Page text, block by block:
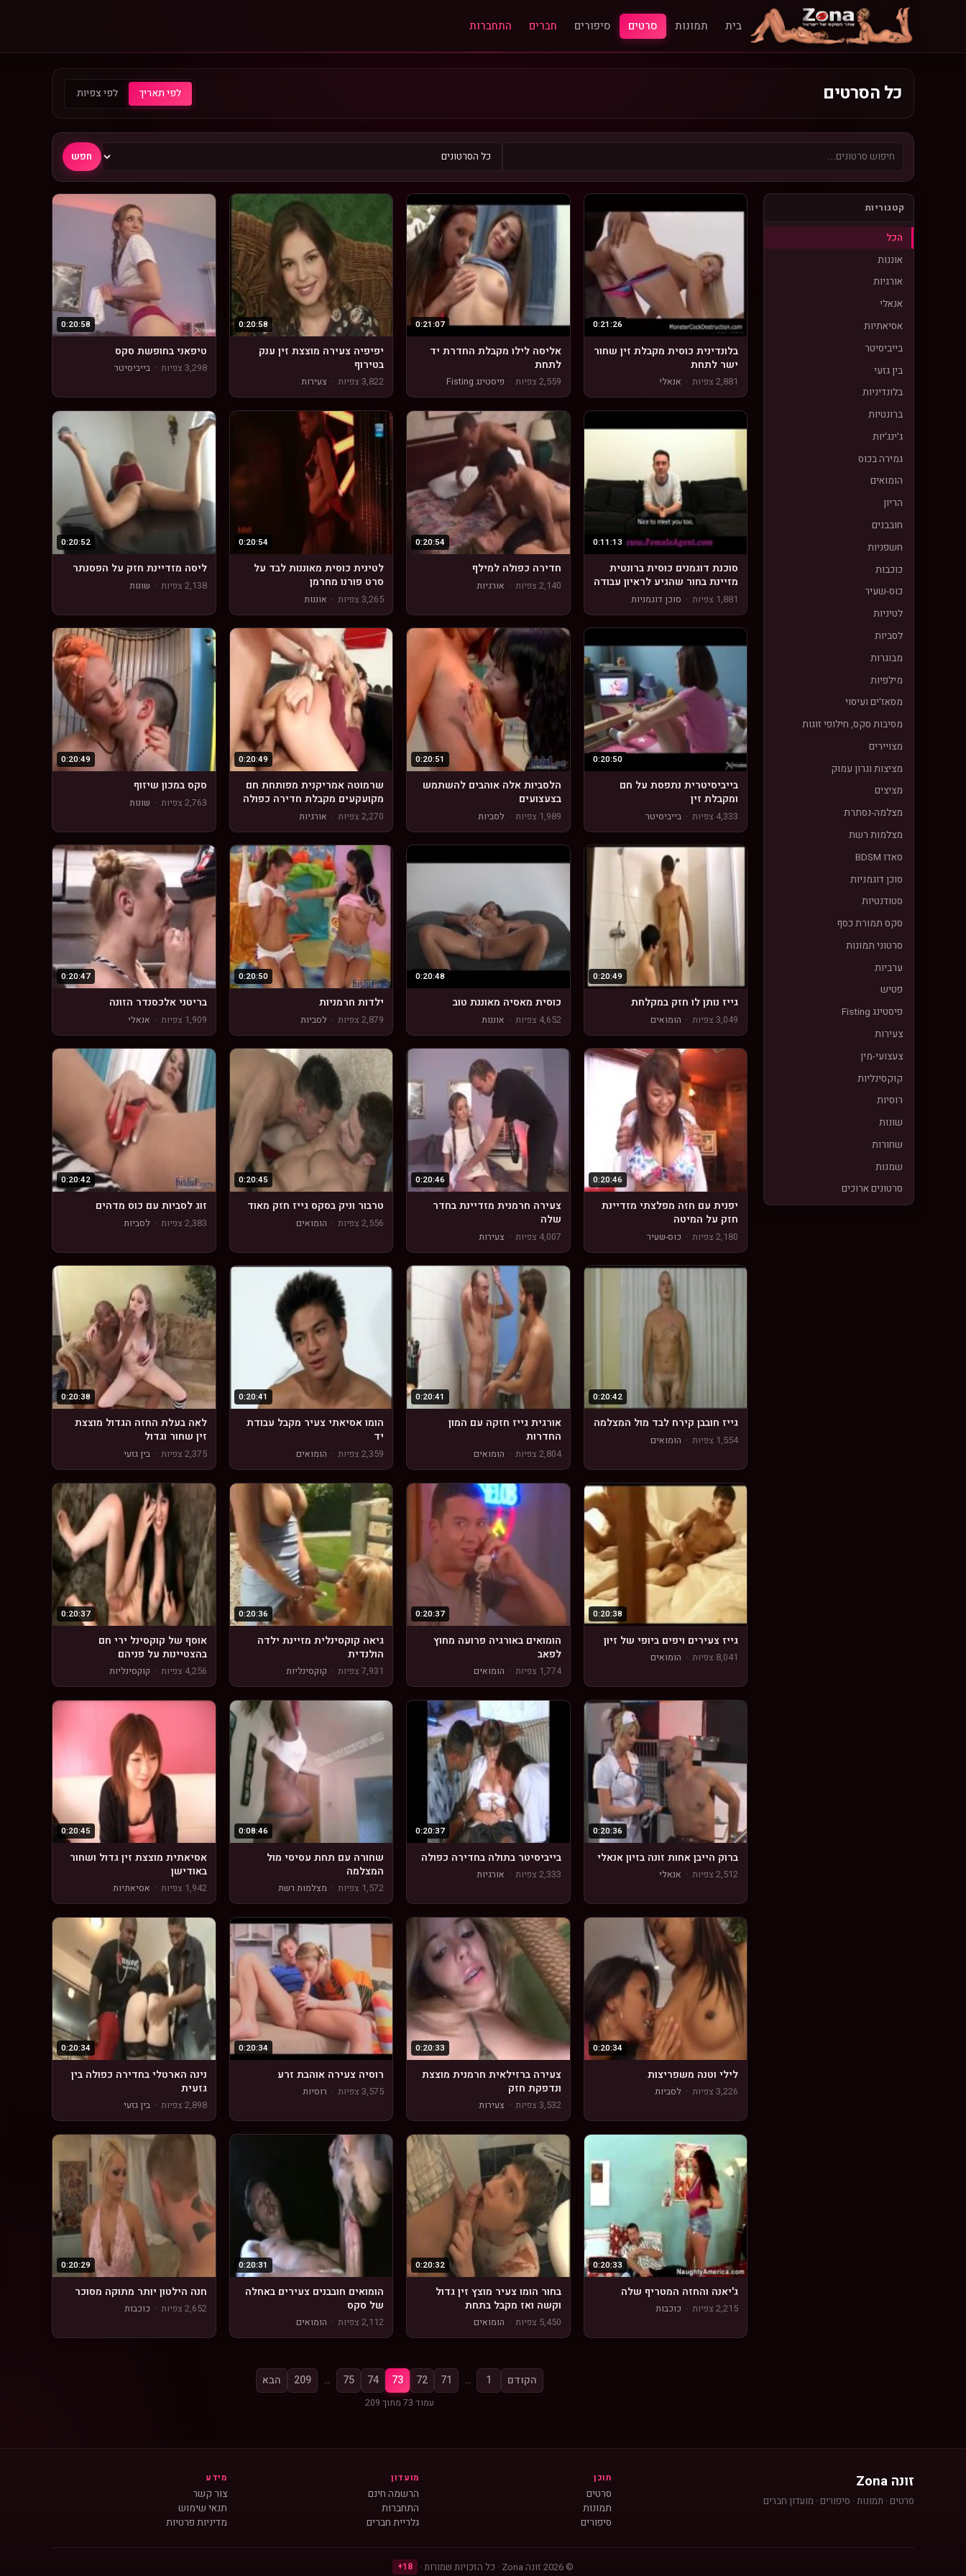
בית תמונות סרטים סיפורים חברים התחברות
כל הסרטים לפי תאריך לפי צפיות
חפש
קטגוריות
הכל
אוננות
אורגיות
אנאלי
אסיאתיות
בייביסיטר
בין גזעי
בלונדיניות
ברונטיות
ג'ינג'יות
גמירה בכוס
הומואים
הריון
חובבנים
חשפניות
כוכבות
כוס-שעיר
לטיניות
לסביות
מבוגרות
מילפיות
מסאז'ים ועיסוי
מסיבות סקס, חילופי זוגות
מצויירים
מציצות וגרון עמוק
מציצים
מצלמה-נסתרת
מצלמות רשת
סאדו BDSM
סוכן דוגמניות
סטודנטיות
סקס תמורת כסף
סרטוני תמונות
ערביות
פטיש
פיסטינג Fisting
צעירות
צעצועי-מין
קוקסינליות
רוסיות
שונות
שחורות
שמנות
סרטונים ארוכים
0:21:26
בלונדינית כוסית מקבלת זין שחור
ישר לתחת
2,881 צפיות · אנאלי
0:21:07
אליסה לילו מקבלת החדרת יד
לתחת
2,559 צפיות · פיסטינג Fisting
0:20:58
יפיפיה צעירה מוצצת זין ענק
בטירוף
3,822 צפיות · צעירות
0:20:58
טיפאני בחופשת סקס
3,298 צפיות · בייביסיטר
0:11:13
סוכנת דוגמנים כוסית ברונטית
מזיינת בחור שהגיע לראיון עבודה
1,881 צפיות · סוכן דוגמניות
0:20:54
חדירה כפולה למילף
2,140 צפיות · אורגיות
0:20:54
לטינית כוסית מאוננות לבד על
סרט פורנו מחרמן
3,265 צפיות · אוננות
0:20:52
ליסה מזדיינת חזק על הפסנתר
2,138 צפיות · שונות
0:20:50
בייביסיטרית נתפסת על חם
ומקבלת זין
4,333 צפיות · בייביסיטר
0:20:51
הלסביות אלה אוהבים להשתמש
בצעצועים
1,989 צפיות · לסביות
0:20:49
שרמוטה אמריקנית מפותחת חם
מקועקעים מקבלת חדירה כפולה
2,270 צפיות · אורגיות
0:20:49
סקס במכון שיזוף
2,763 צפיות · שונות
0:20:49
גייז נותן לו חזק במקלחת
3,049 צפיות · הומואים
0:20:48
כוסית מאסיה מאוננת טוב
4,652 צפיות · אוננות
0:20:50
ילדות חרמניות
2,879 צפיות · לסביות
0:20:47
בריטני אלכסנדר הזונה
1,909 צפיות · אנאלי
0:20:46
יפנית עם חזה מפלצתי מזדיינת
חזק על המיטה
2,180 צפיות · כוס-שעיר
0:20:46
צעירה חרמנית מזדיינת בחדר
שלה
4,007 צפיות · צעירות
0:20:45
טרבור וניק בסקס גייז חזק מאוד
2,556 צפיות · הומואים
0:20:42
זוג לסביות עם כוס מדהים
2,383 צפיות · לסביות
0:20:42
גייז חובבן קירח לבד מול המצלמה
1,554 צפיות · הומואים
0:20:41
אורגית גייז חזקה עם המון
החדרות
2,804 צפיות · הומואים
0:20:41
הומו אסיאתי צעיר מקבל עבודת
יד
2,359 צפיות · הומואים
0:20:38
לאה בעלת החזה הגדול מוצצת
זין שחור וגדול
2,375 צפיות · בין גזעי
0:20:38
גייז צעירים ויפים ביופי של זיון
8,041 צפיות · הומואים
0:20:37
הומואים באורגיה פרועה מחוץ
לפאב
1,774 צפיות · הומואים
0:20:36
גיאה קוקסינלית מזיינת ילדה
הולנדית
7,931 צפיות · קוקסינליות
0:20:37
אוסף של קוקסינל ירי חם
בהצטיינות על פניהם
4,256 צפיות · קוקסינליות
0:20:36
ברוק הייבן אחות זונה בזיון אנאלי
2,512 צפיות · אנאלי
0:20:37
בייביסיטר בתולה בחדירה כפולה
2,333 צפיות · אורגיות
0:08:46
שחורה עם תחת עסיסי מול
המצלמה
1,572 צפיות · מצלמות רשת
0:20:45
אסיאתית מוצצת זין גדול ושחור
באודישן
1,942 צפיות · אסיאתיות
0:20:34
לילי וטנה משפריצות
3,226 צפיות · לסביות
0:20:33
צעירה ברזילאית חרמנית מוצצת
ונדפקת חזק
3,532 צפיות · צעירות
0:20:34
רוסיה צעירה אוהבת זרע
3,575 צפיות · רוסיות
0:20:34
נינה הארטלי בחדירה כפולה בין
גזעית
2,898 צפיות · בין גזעי
0:20:33
ג'יאנה והחזה המטריף שלה
2,215 צפיות · כוכבות
0:20:32
בחור הומו צעיר מוצץ זין גדול
וקשה ואז מקבל בתחת
5,450 צפיות · הומואים
0:20:31
הומואים חובבנים צעירים באחלה
של סקס
2,112 צפיות · הומואים
0:20:29
חנה הילטון יותר מתוקה מסוכר
2,652 צפיות · כוכבות
הקודם 1
…
71
72
73
74
75
…
209 הבא
עמוד 73 מתוך 209
זונה Zona
סרטים · תמונות · סיפורים · מועדון חברים
תוכן
סרטים
תמונות
סיפורים
מועדון
הרשמה חינם
התחברות
גלריית חברים
מידע
צור קשר
תנאי שימוש
מדיניות פרטיות
© 2026 זונה Zona · כל הזכויות שמורות · 18+